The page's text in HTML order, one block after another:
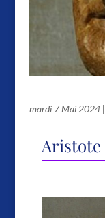
mardi 7 Mai 2024|
Aristote